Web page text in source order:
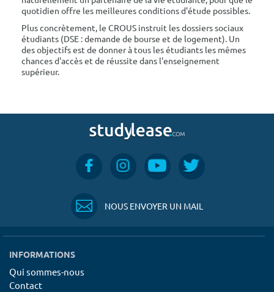
quotidien offre les meilleures conditions d'étude possibles.
Plus concrètement, le CROUS instruit les dossiers sociaux
étudiants (DSE : demande de bourse et de logement). Un
des objectifs est de donner à tous les étudiants les mêmes
chances d'accès et de réussite dans l'enseignement
supérieur.
NOUS ENVOYER UN MAIL
INFORMATIONS
Qui sommes-nous
Contact